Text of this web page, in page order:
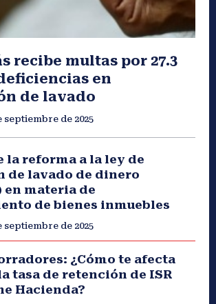
recibe multas por 27.3
en
de lavado
septiembre de 2025
la reforma a la ley de
de lavado de dinero
en materia de
de bienes inmuebles
septiembre de 2025
¿Cómo te afecta
tasa de retención de ISR
Hacienda?